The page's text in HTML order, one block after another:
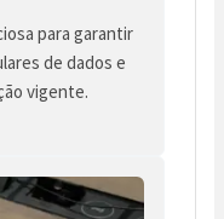
para garantir
de dados e
vigente.